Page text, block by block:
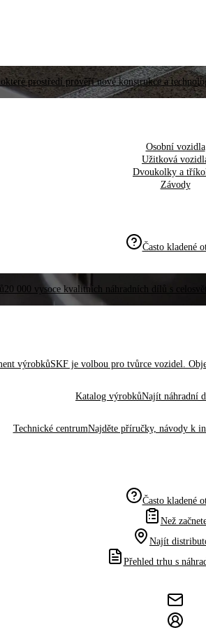
prostředí prověří nové konstrukce a
Osobní vozidla
Užitková
Dvoukolky a
Závody
Často kladené
20 000 vysoce kvalitních náhradních dílů s
výrobkůSKF je volbou pro tvůrce vozidel.
Katalog výrobkůNajít náhradní
Technické centrumNajděte příručky, návody k
Často kladené
Než
Najít
Přehled trhu s